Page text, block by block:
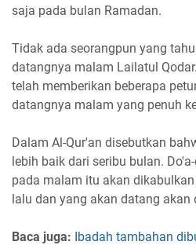
saja pada bulan Ramadan.
Tidak ada seorangpun yang
datangnya malam Lailatul
telah memberikan beberapa
datangnya malam yang penuh
Dalam Al-Qur'an disebutkan
lebih baik dari seribu bulan.
pada malam itu akan
lalu dan yang akan datang akan
Baca juga: Ibadah tambahan